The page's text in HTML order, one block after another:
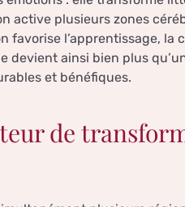
active plusieurs zones
favorise l’apprentissage, la
ainsi bien plus
et bénéfiques.
de